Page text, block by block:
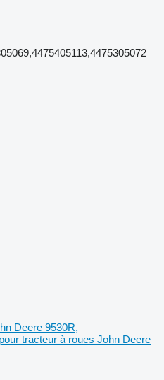
Deere 9530R,
tracteur à roues John Deere